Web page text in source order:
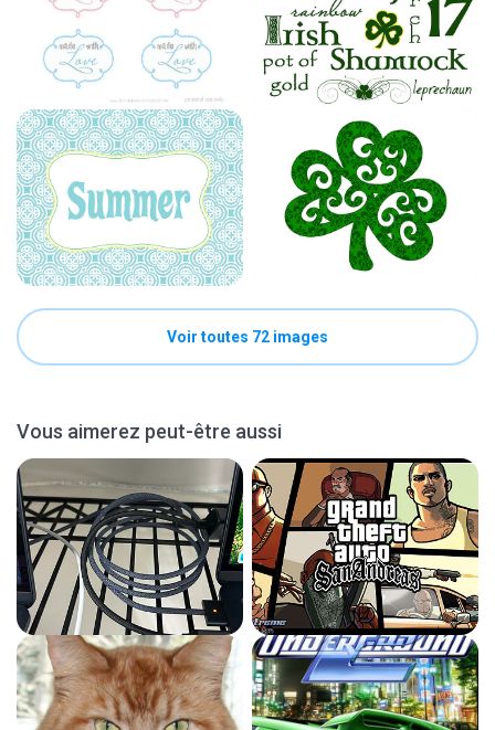
Voir toutes 72 images
Vous aimerez peut-être aussi